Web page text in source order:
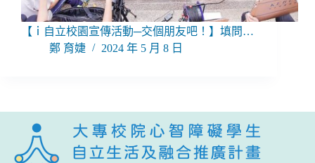
【ｉ自立校園宣傳活動─交個朋友吧！】填問…
鄭 育婕
2024 年 5 月 8 日